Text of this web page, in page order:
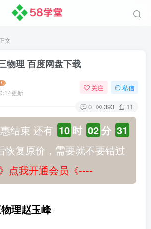
正文
物理 百度网盘下载
更新
关注 私信
0 393 11
结束 还有 10 时 02分 30
复原价，需要就不要错过
点我开通会员《----
理赵玉峰